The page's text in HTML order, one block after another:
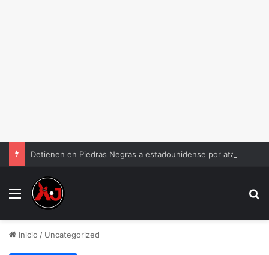
Menu
Inicio / Uncategorized